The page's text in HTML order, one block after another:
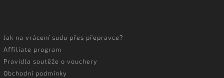
Jak na vrácení sudu přes přepravce?
Affiliate program
Pravidla soutěže o vouchery
Obchodní podmínky